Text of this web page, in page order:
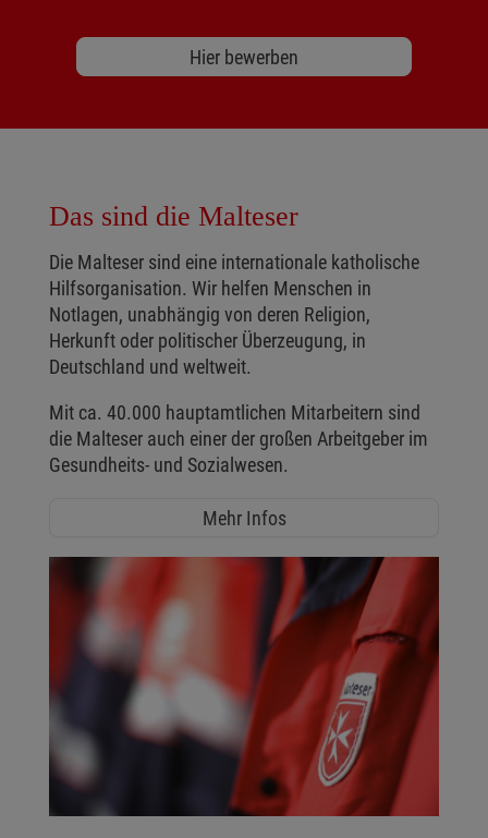
Hier bewerben
Das sind die Malteser
Die Malteser sind eine internationale katholische
Hilfsorganisation. Wir helfen Menschen in
Notlagen, unabhängig von deren Religion,
Herkunft oder politischer Überzeugung, in
Deutschland und weltweit.
Mit ca. 40.000 hauptamtlichen Mitarbeitern sind
die Malteser auch einer der großen Arbeitgeber im
Gesundheits- und Sozialwesen.
Mehr Infos